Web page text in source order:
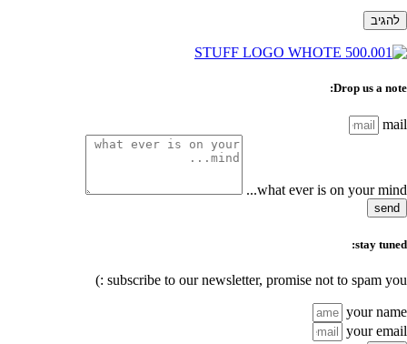
Drop us a note:
mail
what ever is on your mind...
send
stay tuned:
subscribe to our newsletter, promise not to spam you :)
your name
your email